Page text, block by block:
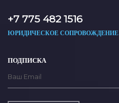
+7 775 482 1516
ЮРИДИЧЕСКОЕ СОПРОВОЖДЕНИЕ
ПОДПИСКА